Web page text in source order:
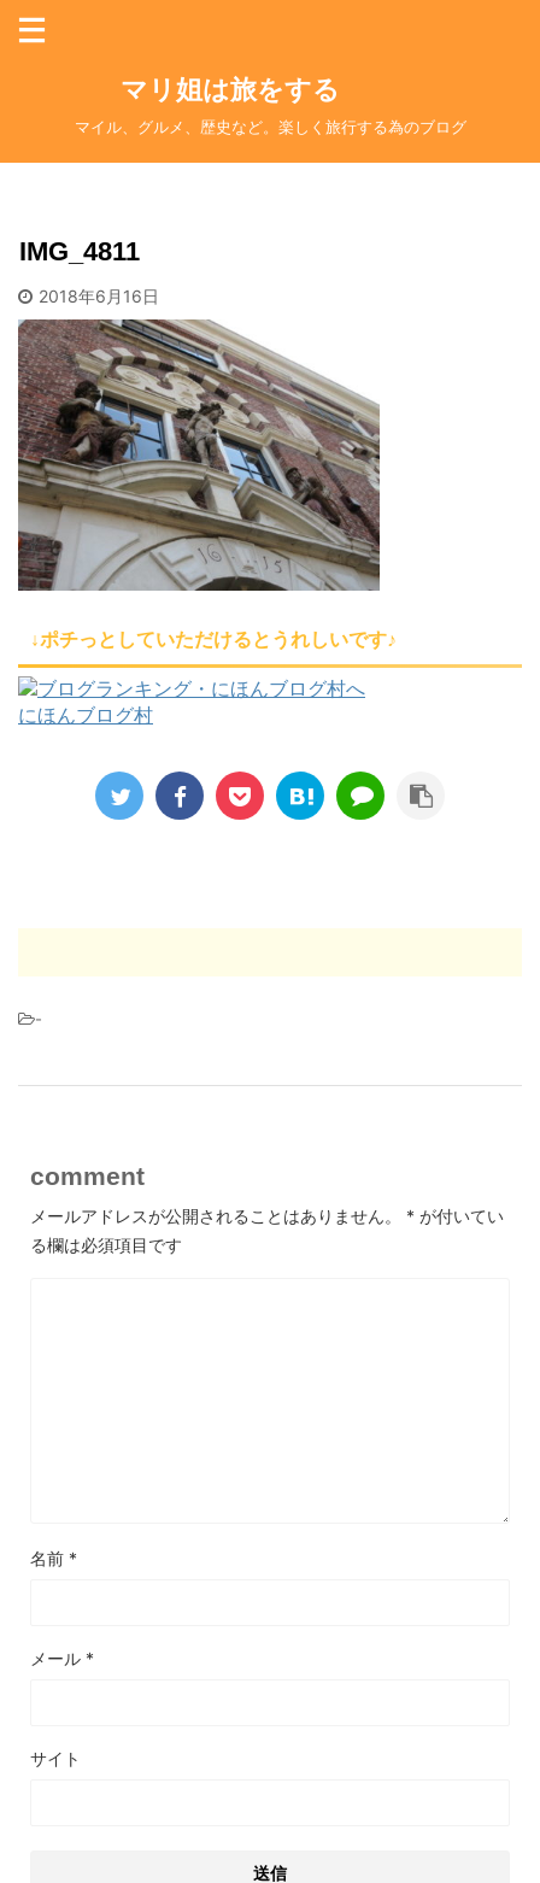
マリ姐は旅をする
マイル、グルメ、歴史など。楽しく旅行する為のブログ
IMG_4811
2018年6月16日
↓ポチっとしていただけるとうれしいです♪
にほんブログ村
-
comment
メールアドレスが公開されることはありません。 * が付いてい
る欄は必須項目です
名前 *
メール *
サイト